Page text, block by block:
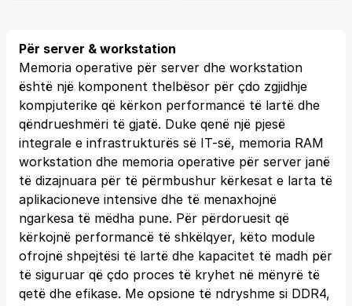
Për server & workstation
Memoria operative për server dhe workstation
është një komponent thelbësor për çdo zgjidhje
kompjuterike që kërkon performancë të lartë dhe
qëndrueshmëri të gjatë. Duke qenë një pjesë
integrale e infrastrukturës së IT-së, memoria RAM
workstation dhe memoria operative për server janë
të dizajnuara për të përmbushur kërkesat e larta të
aplikacioneve intensive dhe të menaxhojnë
ngarkesa të mëdha pune. Për përdoruesit që
kërkojnë performancë të shkëlqyer, këto module
ofrojnë shpejtësi të lartë dhe kapacitet të madh për
të siguruar që çdo proces të kryhet në mënyrë të
qetë dhe efikase. Me opsione të ndryshme si DDR4,